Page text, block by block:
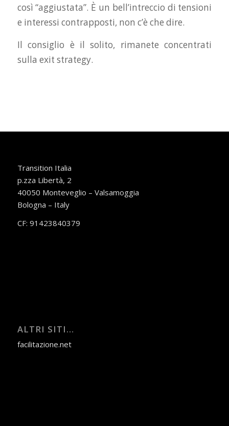
così “aggiustata”. È un bell’intreccio di tensioni
e interessi contrapposti, non c’è che dire.
Il consiglio è il solito, rimanete concentrati
sulla exit strategy.
Transition Italia
p.zza Libertà, 2
40050 Monteveglio – Valsamoggia
Bologna – Italy
CF: 91423840379
ALTRI SITI…
facilitazione.net